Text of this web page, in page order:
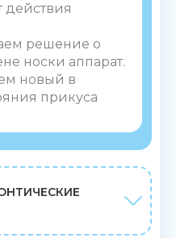
действия
решение о
носки аппарат.
новый в
прикуса